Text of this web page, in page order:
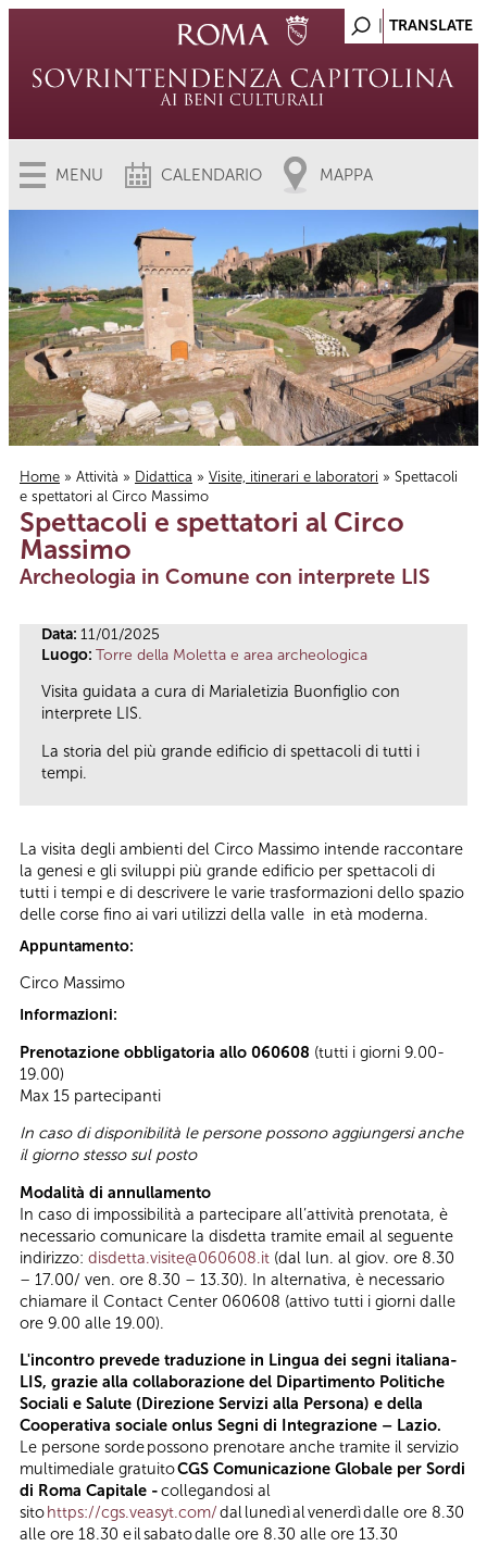
MENU CALENDARIO MAPPA
Tu sei qui
Home » Attività » Didattica » Visite, itinerari e laboratori » Spettacoli
e spettatori al Circo Massimo
Spettacoli e spettatori al Circo
Massimo
Archeologia in Comune con interprete LIS
Data: 11/01/2025
Luogo: Torre della Moletta e area archeologica
Visita guidata a cura di Marialetizia Buonfiglio con
interprete LIS.
La storia del più grande edificio di spettacoli di tutti i
tempi.
La visita degli ambienti del Circo Massimo intende raccontare
la genesi e gli sviluppi più grande edificio per spettacoli di
tutti i tempi e di descrivere le varie trasformazioni dello spazio
delle corse fino ai vari utilizzi della valle in età moderna.
Appuntamento:
Circo Massimo
Informazioni:
Prenotazione obbligatoria allo 060608 (tutti i giorni 9.00-
19.00)
Max 15 partecipanti
In caso di disponibilità le persone possono aggiungersi anche
il giorno stesso sul posto
Modalità di annullamento
In caso di impossibilità a partecipare all’attività prenotata, è
necessario comunicare la disdetta tramite email al seguente
indirizzo: disdetta.visite@060608.it (dal lun. al giov. ore 8.30
– 17.00/ ven. ore 8.30 – 13.30). In alternativa, è necessario
chiamare il Contact Center 060608 (attivo tutti i giorni dalle
ore 9.00 alle 19.00).
L'incontro prevede traduzione in Lingua dei segni italiana-
LIS, grazie alla collaborazione del Dipartimento Politiche
Sociali e Salute (Direzione Servizi alla Persona) e della
Cooperativa sociale onlus Segni di Integrazione – Lazio.
Le persone sorde possono prenotare anche tramite il servizio
multimediale gratuitoCGS Comunicazione Globale per Sordi
di Roma Capitale -collegandosi al
sito https://cgs.veasyt.com/dal lunedì al venerdì dalle ore 8.30
alle ore 18.30 e il sabato dalle ore 8.30 alle ore 13.30